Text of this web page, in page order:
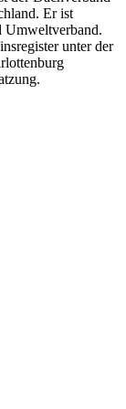
Er ist
Umweltverband.
unter der